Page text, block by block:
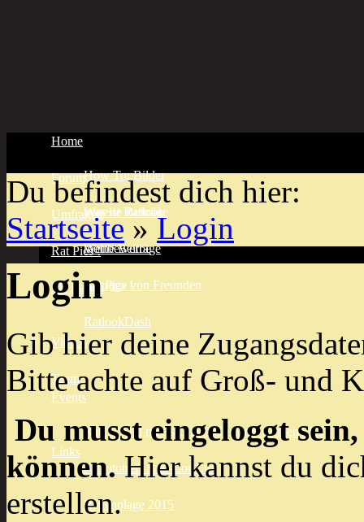
Home
How To: Bilder
Was ist Ratlook
Forum
neueste Beiträge
meine Beiträge
Beiträge von Freunden
Umfragen
Wettbewerbe
Rat Pics !
Rat Pics !
FB Ratten
RatlookDash
Videos
Team
Events
Rat 'N' Old meets Chaos Customs Cöthen 2K14
Altautotreff Saar-Lor-Lux
Rattenplage 2015
Links
Du befindest dich hier:
Startseite»Login
Login
Gib hier deine
Bitte achte auf Groß- und
Du musst eingeloggt
können.Hier kannst du
erstellen.